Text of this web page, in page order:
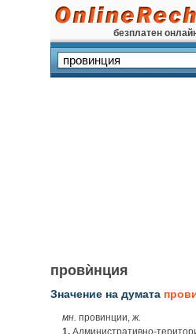
безплатен
провѝнция
Значение на думата
мн. провинции,ж.
1. Административно-